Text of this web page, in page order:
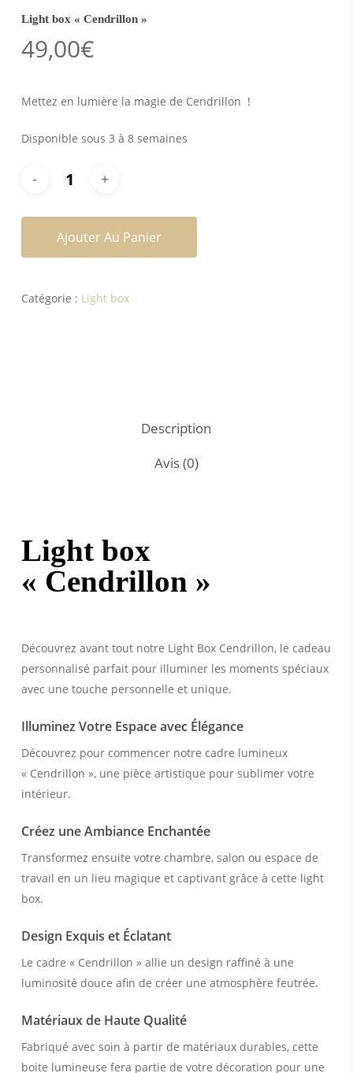
Light box « Cendrillon »
49,00€
Mettez en lumière la magie de Cendrillon !
Disponible sous 3 à 8 semaines
Ajouter Au Panier
Catégorie : Light box
Description
Avis (0)
Light box
« Cendrillon »
Découvrez avant tout notre Light Box Cendrillon, le cadeau
personnalisé parfait pour illuminer les moments spéciaux
avec une touche personnelle et unique.
Illuminez Votre Espace avec Élégance
Découvrez pour commencer notre cadre lumineux
« Cendrillon », une pièce artistique pour sublimer votre
intérieur.
Créez une Ambiance Enchantée
Transformez ensuite votre chambre, salon ou espace de
travail en un lieu magique et captivant grâce à cette light
box.
Design Exquis et Éclatant
Le cadre « Cendrillon » allie un design raffiné à une
luminosité douce afin de créer une atmosphère feutrée.
Matériaux de Haute Qualité
Fabriqué avec soin à partir de matériaux durables, cette
boite lumineuse fera partie de votre décoration pour une